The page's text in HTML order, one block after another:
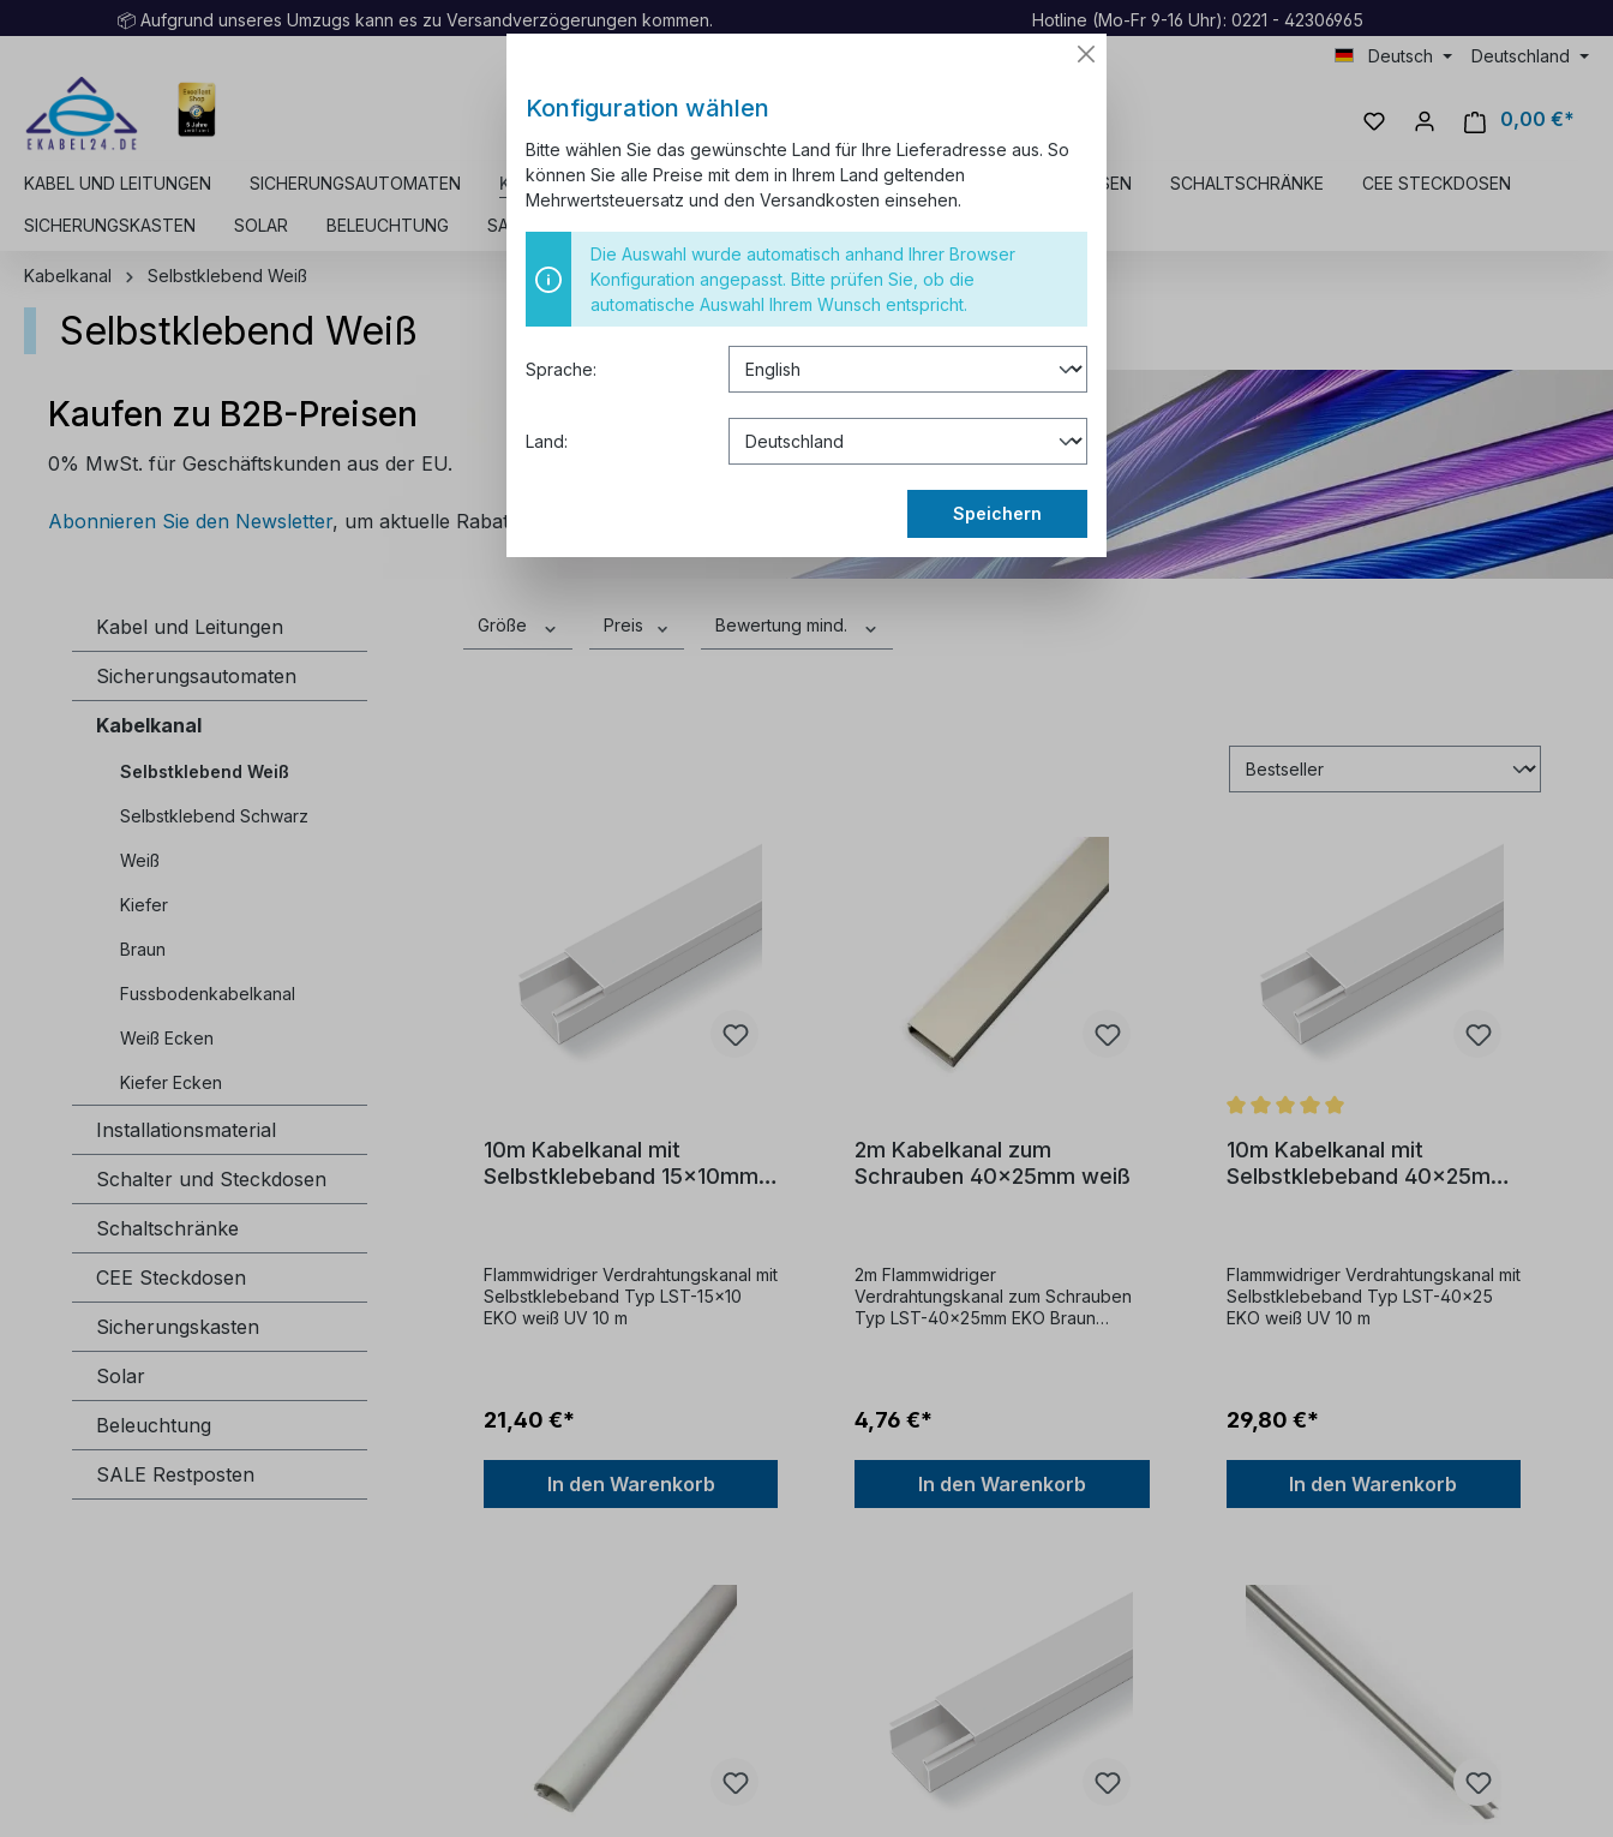
📦 Aufgrund unseres Umzugs kann es zu Versandverzögerungen kommen.
Hotline (Mo-Fr 9-16 Uhr): 0221 - 42306965
Deutsch
Deutschland
0,00 €*
KABEL UND LEITUNGEN SICHERUNGSAUTOMATEN KABELKANAL INSTALLATIONSMATERIAL SCHALTER UND STECKDOSEN SCHALTSCHRÄNKE CEE STECKDOSEN
SICHERUNGSKASTEN SOLAR BELEUCHTUNG SALE RESTPOSTEN
Kabelkanal Selbstklebend Weiß
Selbstklebend Weiß
Kaufen zu B2B-Preisen
0% MwSt. für Geschäftskunden aus der EU.
Abonnieren Sie den Newsletter, um aktuelle Rabattcodes zu erhalten.
Kabel und Leitungen
Sicherungsautomaten
Kabelkanal
Selbstklebend Weiß
Selbstklebend Schwarz
Weiß
Kiefer
Braun
Fussbodenkabelkanal
Weiß Ecken
Kiefer Ecken
Installationsmaterial
Schalter und Steckdosen
Schaltschränke
CEE Steckdosen
Sicherungskasten
Solar
Beleuchtung
SALE Restposten
Größe Preis Bewertung mind.
10m Kabelkanal mit
Selbstklebeband 15x10mm
Flammwidriger Verdrahtungskanal mit
Selbstklebeband Typ LST-15x10
EKO weiß UV 10 m
21,40 €*
In den Warenkorb
2m Kabelkanal zum
Schrauben 40x25mm weiß
2m Flammwidriger
Verdrahtungskanal zum Schrauben
Typ LST-40x25mm EKO Braun
4,76 €*
In den Warenkorb
10m Kabelkanal mit
Selbstklebeband 40x25mm
Flammwidriger Verdrahtungskanal mit
Selbstklebeband Typ LST-40x25
EKO weiß UV 10 m
29,80 €*
In den Warenkorb
Konfiguration wählen
Bitte wählen Sie das gewünschte Land für Ihre Lieferadresse aus. So
können Sie alle Preise mit dem in Ihrem Land geltenden
Mehrwertsteuersatz und den Versandkosten einsehen.
Die Auswahl wurde automatisch anhand Ihrer Browser
Konfiguration angepasst. Bitte prüfen Sie, ob die
automatische Auswahl Ihrem Wunsch entspricht.
Sprache:
Land:
Speichern